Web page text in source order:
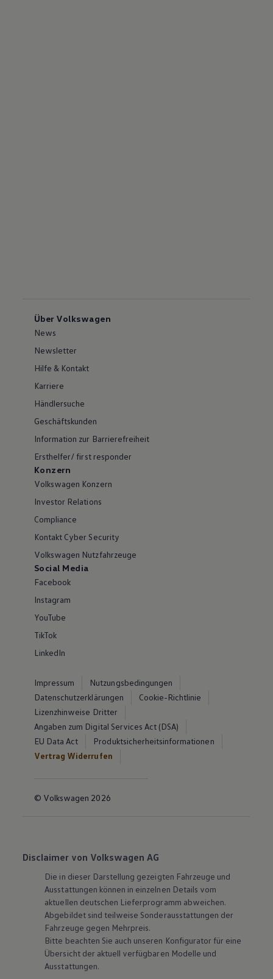
Über Volkswagen
News
Newsletter
Hilfe & Kontakt
Karriere
Händlersuche
Geschäftskunden
Information zur Barrierefreiheit
Ersthelfer/ first responder
Konzern
Volkswagen Konzern
Investor Relations
Compliance
Kontakt Cyber Security
Volkswagen Nutzfahrzeuge
Social Media
Facebook
Instagram
YouTube
TikTok
LinkedIn
Impressum
Nutzungsbedingungen
Datenschutzerklärungen
Cookie-Richtlinie
Lizenzhinweise Dritter
Angaben zum Digital Services Act (DSA)
EU Data Act
Produktsicherheitsinformationen
Vertrag Widerrufen
© Volkswagen 2026
Disclaimer von Volkswagen AG
Die in dieser Darstellung gezeigten Fahrzeuge und
Ausstattungen können in einzelnen Details vom
aktuellen deutschen Lieferprogramm abweichen.
Abgebildet sind teilweise Sonderausstattungen der
Fahrzeuge gegen Mehrpreis.
Bitte beachten Sie auch unseren Konfigurator für eine
Übersicht der aktuell verfügbaren Modelle und
Ausstattungen.